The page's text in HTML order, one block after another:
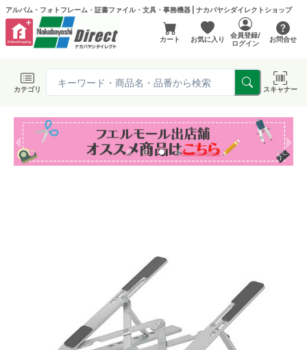
アルバム・フォトフレーム・証書ファイル・文具・事務機器 | ナカバヤシダイレクトショップ
カート お気に入り
会員登録/
ログイン
お問合せ
カテゴリ スキャナー